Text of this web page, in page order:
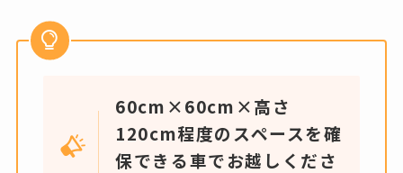
60cm×60cm×高さ
120cm程度のスペースを確
保できる車でお越しくださ